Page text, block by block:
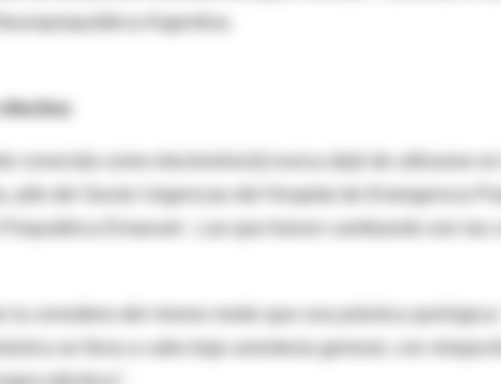
Argentina.
conocida como electroshock] nunca dejó de utilizarse en
jefe del Sector Urgencias del Hospital de Emergencia
Emanuel-. Las que fueron cambiando son las
la considera del mismo modo que una práctica quirúrgica:
se lleva a cabo bajo anestesia general, con